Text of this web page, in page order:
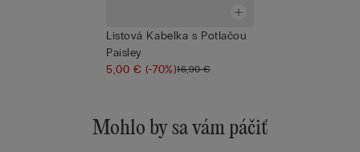
Listová Kabelka s Potlačou
Paisley
5,00 € (-70%)16,90 €
Mohlo by sa vám páčiť